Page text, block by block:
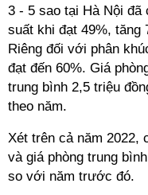
3 - 5 sao tại Hà Nội
suất khi đạt 49%, tăng
Riêng đối với phân
đạt đến 60%. Giá
trung bình 2,5 triệu
theo năm.
Xét trên cả năm 2022,
và giá phòng trung
so với năm trước đó.